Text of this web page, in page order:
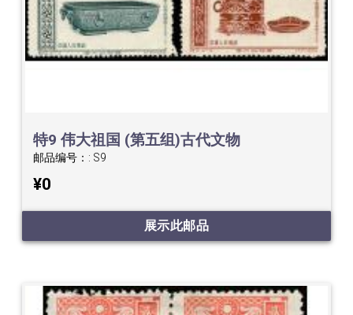
特9 伟大祖国 (第五组)古代文物
邮品编号：: S9
¥0
展示此邮品